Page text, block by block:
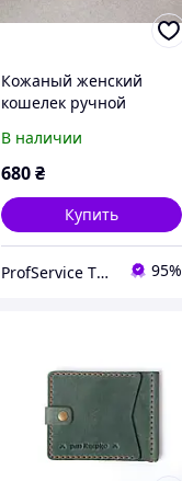
Кожаный женский
кошелек ручной
монет и карточек
комбинированный
В наличии
680 ₴
Купить
ProfService ТОВ "Профессиональный сервис" 95%